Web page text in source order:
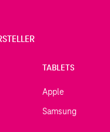
TABLETS
Apple
Samsung